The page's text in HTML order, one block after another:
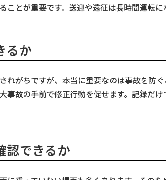
とが重要です。送迎や遠征は長時間運転
るか
れがちですが、本当に重要なのは事故を防
事故の手前で修正行動を促せます。記録だ
認できるか